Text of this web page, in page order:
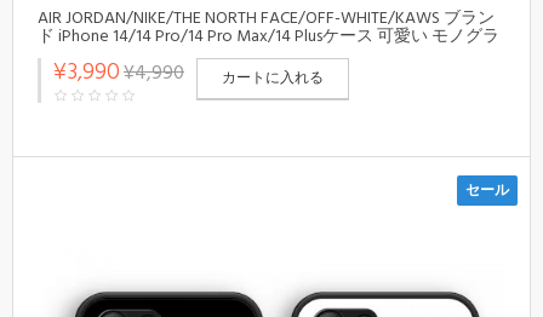
AIR JORDAN/NIKE/THE NORTH FACE/OFF-WHITE/KAWS ブラン
ド iPhone 14/14 Pro/14 Pro Max/14 Plusケース 可愛い モノグラ
ム ナイキ/ジョンダン /ザノースフェイス/オフホワイト/カウ
ズ ジャケット型 黒色 NASA コーラ 地球 Galaxy S23/S23+/S23
Ultra/S22/S20/A73スマホケース 耐衝撃 アイフォン
14/13/12/11/X/XS/XR/8/7カバー ファッション メンズ レディー
¥3,990¥4,990 カートに入れる
セール